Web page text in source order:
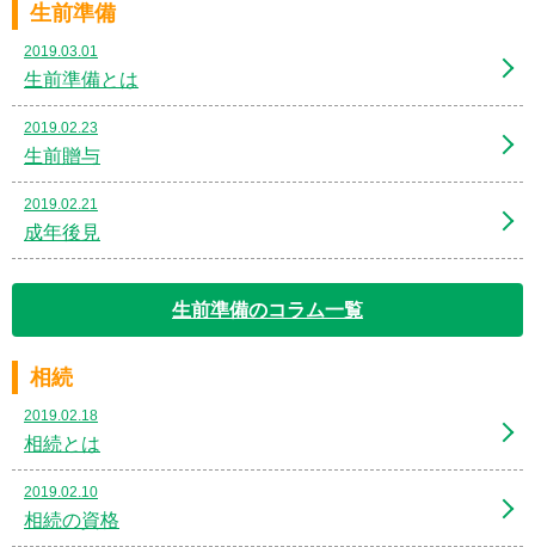
生前準備
2019.03.01
生前準備とは
2019.02.23
生前贈与
2019.02.21
成年後見
生前準備のコラム一覧
相続
2019.02.18
相続とは
2019.02.10
相続の資格